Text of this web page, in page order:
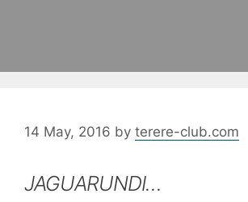
14 May, 2016 by terere-club.com
JAGUARUNDI…